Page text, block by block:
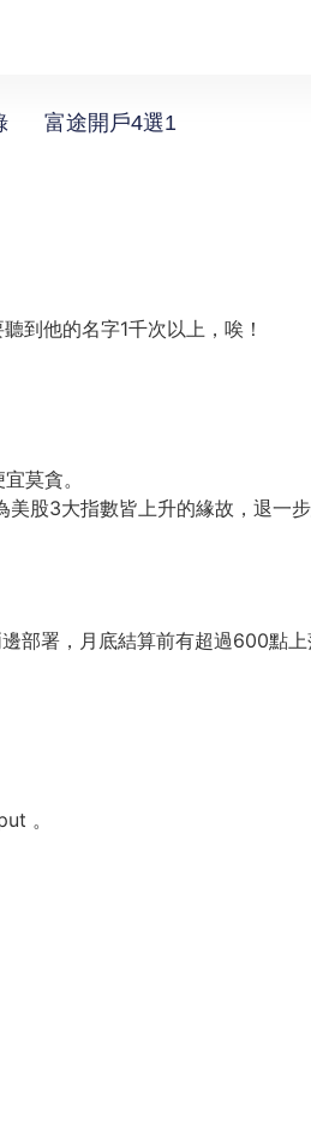
富途開戶4選1
到他的名字1千次以上，唉！
莫貪。
股3大指數皆上升的緣故，退一
部署，月底結算前有超過600點
。